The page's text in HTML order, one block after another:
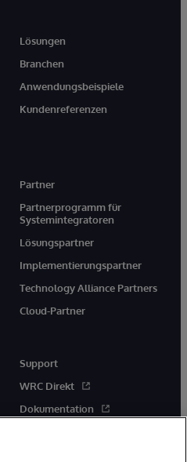
Lösungen
Branchen
Anwendungsbeispiele
Kundenreferenzen
Partner
Partnerprogramm für
Systemintegratoren
Lösungspartner
Implementierungspartner
Technology Alliance Partners
Cloud-Partner
Support
WRC Direkt
Dokumentation